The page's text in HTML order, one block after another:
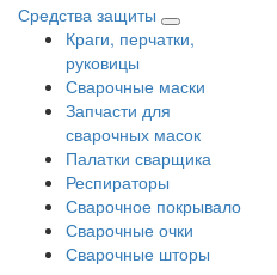
Средства защиты
Краги, перчатки,
руковицы
Сварочные маски
Запчасти для
сварочных масок
Палатки сварщика
Респираторы
Сварочное покрывало
Сварочные очки
Сварочные шторы